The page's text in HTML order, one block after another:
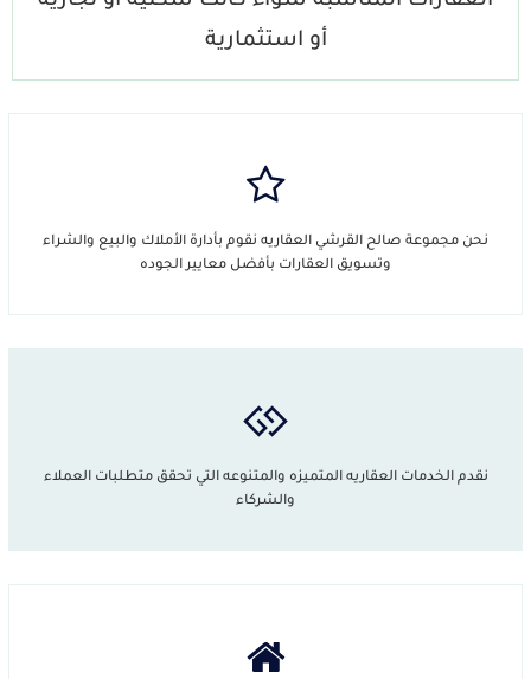
أو استثمارية
نحن مجموعة صالح القرشي العقاريه نقوم بأدارة الأملاك والبيع والشراء
وتسويق العقارات بأفضل معايير الجوده
نقدم الخدمات العقاريه المتميزه والمتنوعه التي تحقق متطلبات العملاء
والشركاء